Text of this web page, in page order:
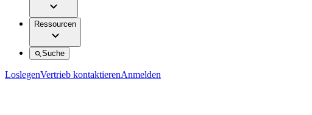
Ressourcen
Suche
LoslegenVertrieb kontaktierenAnmelden